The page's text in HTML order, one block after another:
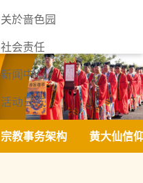
关於啬色园
社会责任
新闻中心
活动日志
联络我们
宗教事务架构 黄大仙信